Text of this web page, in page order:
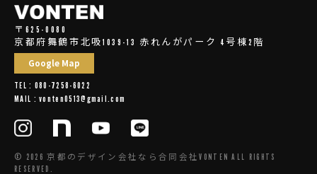
〒625-0080
京都府舞鶴市北吸1039-13 赤れんがパーク 4号棟2階
Google Map
TEL : 080-7258-6022
MAIL : vonten0513@gmail.com
© 2026 京都のデザイン会社なら合同会社VONTEN ALL RIGHTS
RESERVED.